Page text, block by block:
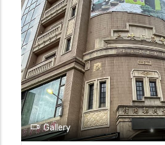
並無償送給學校許多畫作；走
的空間牆上懸掛臺灣早期畫
文化與在地連結，透過新舊
擊，讓空間產生引人注目的精
升了學校的美感教育，也讓學
氛圍中。
Gallery